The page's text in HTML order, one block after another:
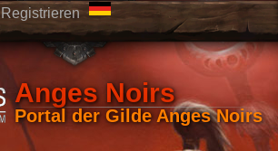
Registrieren
Anges Noirs
Portal der Gilde Anges Noirs